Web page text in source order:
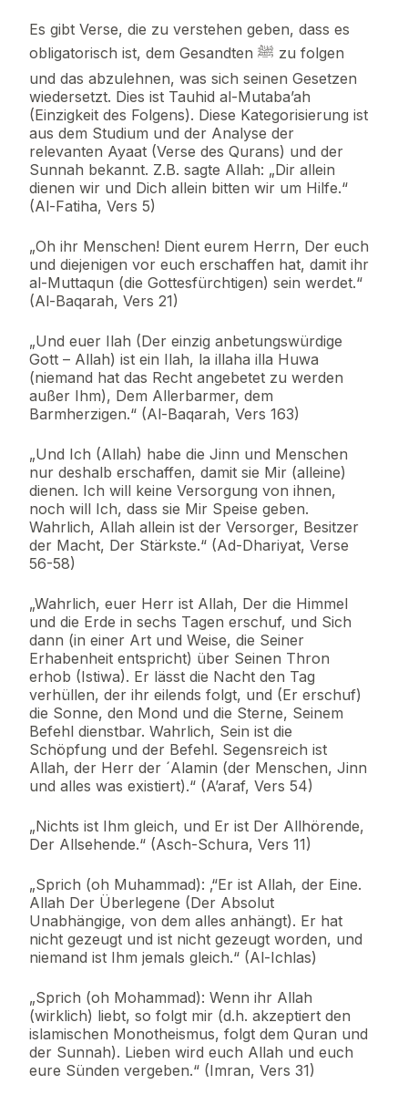
Es gibt Verse, die zu verstehen geben, dass es
obligatorisch ist, dem Gesandten ﷺ zu folgen
und das abzulehnen, was sich seinen Gesetzen
wiedersetzt. Dies ist Tauhid al-Mutaba’ah
(Einzigkeit des Folgens). Diese Kategorisierung ist
aus dem Studium und der Analyse der
relevanten Ayaat (Verse des Qurans) und der
Sunnah bekannt. Z.B. sagte Allah: „Dir allein
dienen wir und Dich allein bitten wir um Hilfe.“
(Al-Fatiha, Vers 5)
„Oh ihr Menschen! Dient eurem Herrn, Der euch
und diejenigen vor euch erschaffen hat, damit ihr
al-Muttaqun (die Gottesfürchtigen) sein werdet.“
(Al-Baqarah, Vers 21)
„Und euer Ilah (Der einzig anbetungswürdige
Gott – Allah) ist ein Ilah, la illaha illa Huwa
(niemand hat das Recht angebetet zu werden
außer Ihm), Dem Allerbarmer, dem
Barmherzigen.“ (Al-Baqarah, Vers 163)
„Und Ich (Allah) habe die Jinn und Menschen
nur deshalb erschaffen, damit sie Mir (alleine)
dienen. Ich will keine Versorgung von ihnen,
noch will Ich, dass sie Mir Speise geben.
Wahrlich, Allah allein ist der Versorger, Besitzer
der Macht, Der Stärkste.“ (Ad-Dhariyat, Verse
56-58)
„Wahrlich, euer Herr ist Allah, Der die Himmel
und die Erde in sechs Tagen erschuf, und Sich
dann (in einer Art und Weise, die Seiner
Erhabenheit entspricht) über Seinen Thron
erhob (Istiwa). Er lässt die Nacht den Tag
verhüllen, der ihr eilends folgt, und (Er erschuf)
die Sonne, den Mond und die Sterne, Seinem
Befehl dienstbar. Wahrlich, Sein ist die
Schöpfung und der Befehl. Segensreich ist
Allah, der Herr der ´Alamin (der Menschen, Jinn
und alles was existiert).“ (A’araf, Vers 54)
„Nichts ist Ihm gleich, und Er ist Der Allhörende,
Der Allsehende.“ (Asch-Schura, Vers 11)
„Sprich (oh Muhammad): ‚“Er ist Allah, der Eine.
Allah Der Überlegene (Der Absolut
Unabhängige, von dem alles anhängt). Er hat
nicht gezeugt und ist nicht gezeugt worden, und
niemand ist Ihm jemals gleich.“ (Al-Ichlas)
„Sprich (oh Mohammad): Wenn ihr Allah
(wirklich) liebt, so folgt mir (d.h. akzeptiert den
islamischen Monotheismus, folgt dem Quran und
der Sunnah). Lieben wird euch Allah und euch
eure Sünden vergeben.“ (Imran, Vers 31)